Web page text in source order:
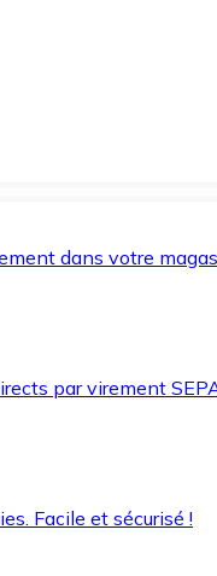
dans votre
par virement
Facile et sécurisé !